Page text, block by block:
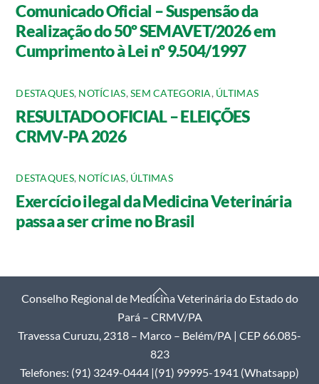
Comunicado Oficial – Suspensão da
Realização do 50º SEMAVET/2026 em
Cumprimento à Lei nº 9.504/1997
DESTAQUES, NOTÍCIAS,SEM CATEGORIA, ÚLTIMAS
RESULTADO OFICIAL – ELEIÇÕES
CRMV-PA 2026
DESTAQUES, NOTÍCIAS, ÚLTIMAS
Exercício ilegal da Medicina Veterinária
passa a ser crime no Brasil
Back
To
Top
Conselho Regional de Medicina Veterinária do Estado do
Pará – CRMV/PA
Travessa Curuzu, 2318 – Marco – Belém/PA | CEP 66.085-
823
Telefones: (91) 3249-0444 |(91) 99995-1941 (Whatsapp)